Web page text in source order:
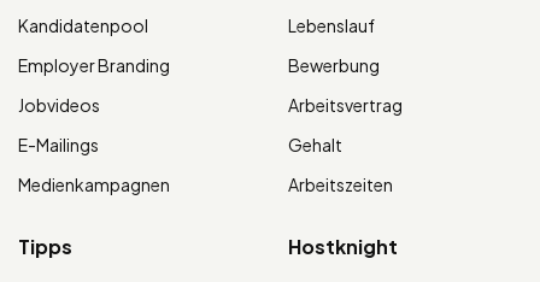
Kandidatenpool
Employer Branding
Jobvideos
E-Mailings
Medienkampagnen
Lebenslauf
Bewerbung
Arbeitsvertrag
Gehalt
Arbeitszeiten
Tipps Hostknight